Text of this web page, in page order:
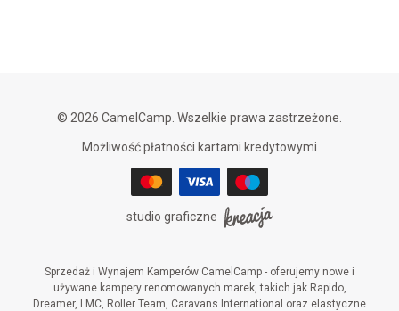
© 2026 CamelCamp. Wszelkie prawa zastrzeżone.
Możliwość płatności kartami kredytowymi
studio graficzne
Sprzedaż i Wynajem Kamperów CamelCamp - oferujemy nowe i
używane kampery renomowanych marek, takich jak Rapido,
Dreamer, LMC, Roller Team, Caravans International oraz elastyczne